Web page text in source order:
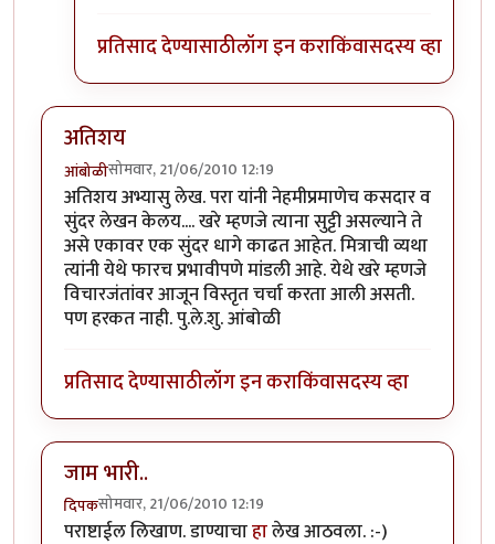
प्रतिसाद देण्यासाठीलॉग इन कराकिंवासदस्य व्हा
अतिशय
आंबोळीसोमवार, 21/06/2010 12:19
अतिशय अभ्यासु लेख. परा यांनी नेहमीप्रमाणेच कसदार व
सुंदर लेखन केलय.... खरे म्हणजे त्याना सुट्टी असल्याने ते
असे एकावर एक सुंदर धागे काढत आहेत. मित्राची व्यथा
त्यांनी येथे फारच प्रभावीपणे मांडली आहे. येथे खरे म्हणजे
विचारजंतांवर आजून विस्तृत चर्चा करता आली असती.
पण हरकत नाही. पु.ले.शु. आंबोळी
प्रतिसाद देण्यासाठीलॉग इन कराकिंवासदस्य व्हा
जाम भारी..
दिपकसोमवार, 21/06/2010 12:19
पराष्टाईल लिखाण. डाण्याचाहालेख आठवला. :-)